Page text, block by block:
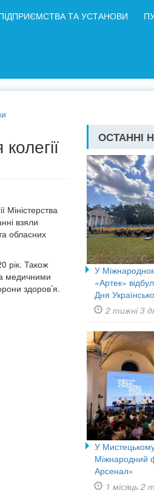
ТА УСТАНОВИ
Міністерства
взяли
обласних
рік. Також
медичними
здоров’я.
ОСТАННІ
У
«Артек»
Дня
2 тижні 3
У
Міжнародний
Арсенал»
1 місяць 2